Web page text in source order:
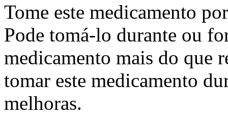
Tome este medicamento
Pode tomá-lo durante ou
medicamento mais do que
tomar este medicamento
melhoras.